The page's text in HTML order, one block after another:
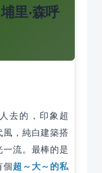
里‧森呼
去的，印象超
，純白建築搭
流。最棒的是
個超～大～的私